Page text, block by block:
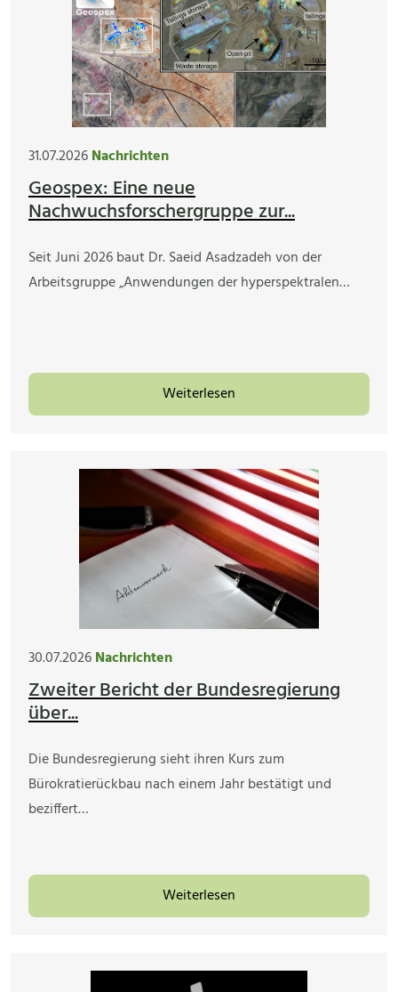
31.07.2026Nachrichten
Geospex: Eine neue
Nachwuchsforschergruppe zur...
Seit Juni 2026 baut Dr. Saeid Asadzadeh von der
Arbeitsgruppe „Anwendungen der hyperspektralen…
Weiterlesen
30.07.2026Nachrichten
Zweiter Bericht der Bundesregierung
über...
Die Bundesregierung sieht ihren Kurs zum
Bürokratierückbau nach einem Jahr bestätigt und
beziffert…
Weiterlesen